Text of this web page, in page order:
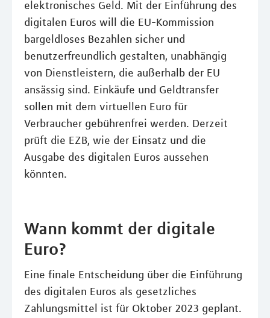
elektronisches Geld. Mit der Einführung des
digitalen Euros will die EU-Kommission
bargeldloses Bezahlen sicher und
benutzerfreundlich gestalten, unabhängig
von Dienstleistern, die außerhalb der EU
ansässig sind. Einkäufe und Geldtransfer
sollen mit dem virtuellen Euro für
Verbraucher gebührenfrei werden. Derzeit
prüft die EZB, wie der Einsatz und die
Ausgabe des digitalen Euros aussehen
könnten.
Wann kommt der digitale
Euro?
Eine finale Entscheidung über die Einführung
des digitalen Euros als gesetzliches
Zahlungsmittel ist für Oktober 2023 geplant.